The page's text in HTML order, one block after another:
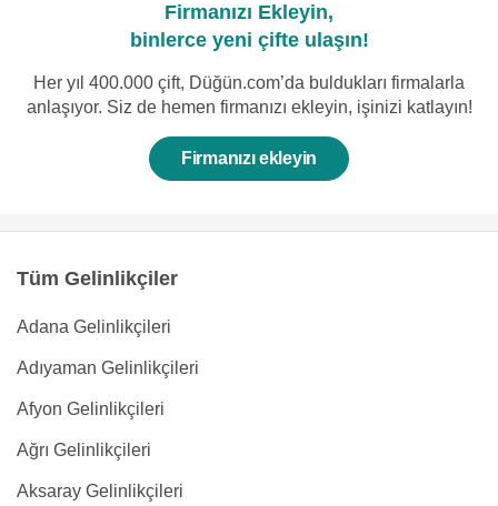
Firmanızı Ekleyin,
binlerce yeni çifte ulaşın!
Her yıl 400.000 çift, Düğün.com’da buldukları firmalarla
anlaşıyor. Siz de hemen firmanızı ekleyin, işinizi katlayın!
Firmanızı ekleyin
Tüm Gelinlikçiler
Adana Gelinlikçileri
Adıyaman Gelinlikçileri
Afyon Gelinlikçileri
Ağrı Gelinlikçileri
Aksaray Gelinlikçileri